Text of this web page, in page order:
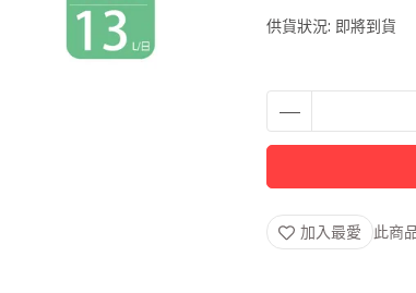
供貨狀況: 即將到貨
加入最愛 此商